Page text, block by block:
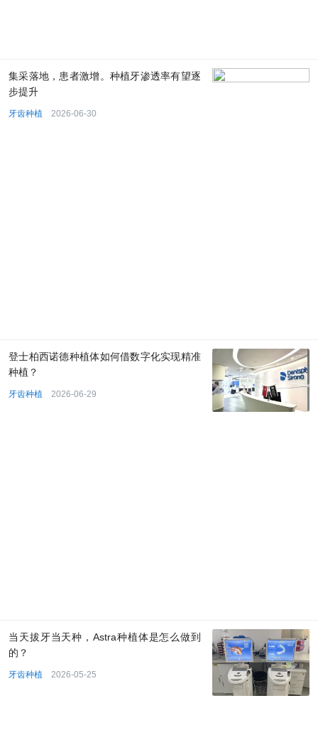
集采落地，患者激增。种植牙渗透率有望逐
步提升
牙齿种植 2026-06-30
登士柏西诺德种植体如何借数字化实现精准
种植？
牙齿种植 2026-06-29
当天拔牙当天种，Astra种植体是怎么做到
的？
牙齿种植 2026-05-25